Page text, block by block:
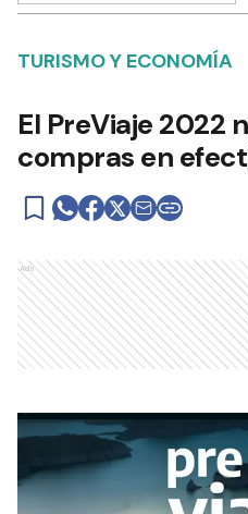
TURISMO Y ECONOMÍA
El PreViaje 2022
compras en
Ads